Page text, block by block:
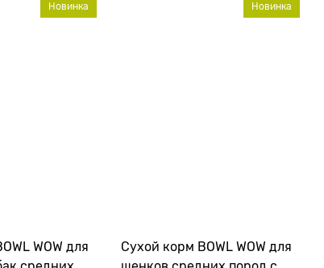
WOW для
Новинка
Сухой корм BOWL WOW для
Новинка